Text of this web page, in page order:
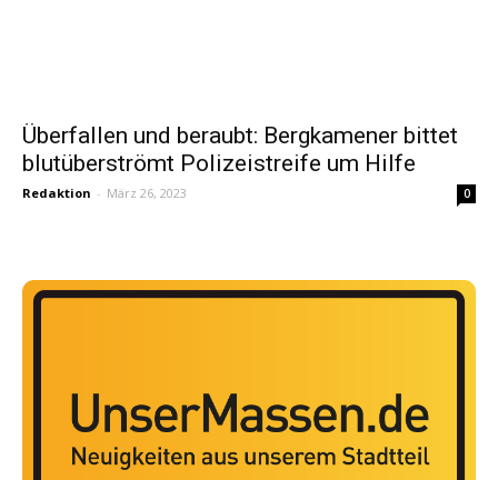
Überfallen und beraubt: Bergkamener bittet
blutüberströmt Polizeistreife um Hilfe
Redaktion - März 26, 2023 0